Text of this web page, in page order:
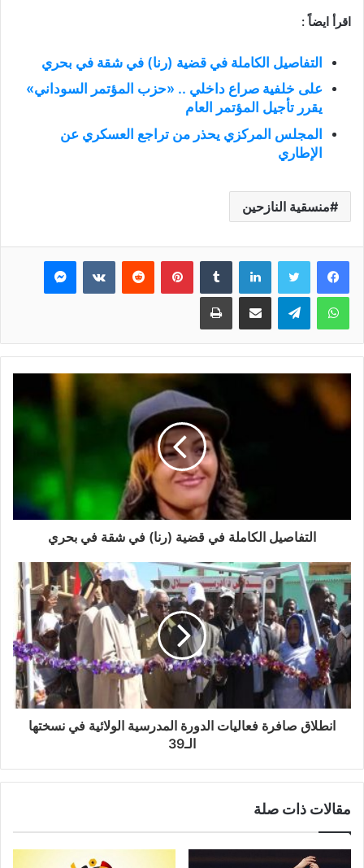
اقرأ ايضاً :
التفاصيل الكاملة في قضية (رنا) في شقة في بحري
على خلفية صراع داخلي .. «حزب المؤتمر السوداني»
يقرر تأجيل المؤتمر العام
المجلس المركزي يحذر من تراجع العسكري عن
الإطاري
منسقية النازحين
فيسبوك تويتر لينكدإن بينتيريست ماسنجر
واتساب تيلقرام مشاركة عبر البريد طباعة
التفاصيل الكاملة في قضية (رنا) في شقة في بحري
انطلاق صافرة فعاليات الدورة المدرسية الولائية في نسختها
الـ39
مقالات ذات صلة